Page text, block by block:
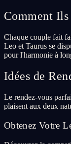
Comment
Chaque couple fait
Leo et Taurus se
pour l'harmonie à
Idées de
Le rendez-vous
plaisent aux deux
Obtenez Votre